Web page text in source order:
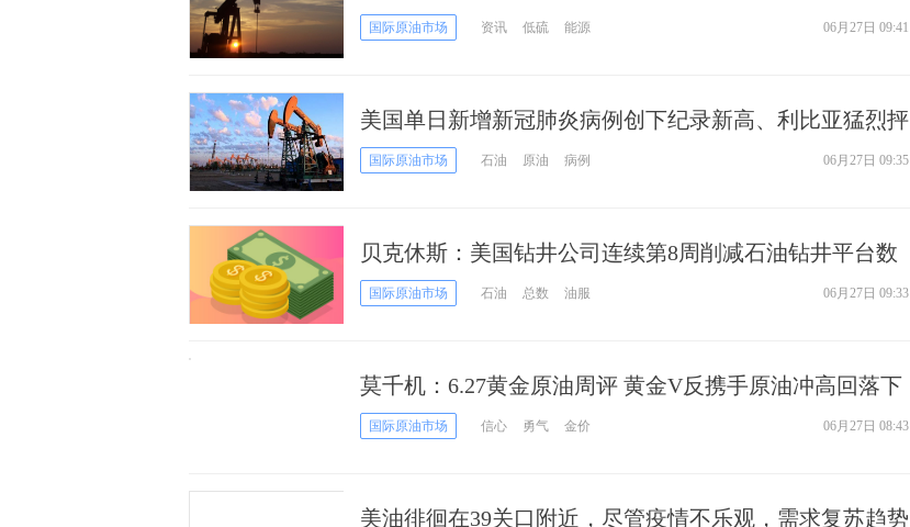
国际原油市场 资讯 低硫 能源 06月27日 09:41
美国单日新增新冠肺炎病例创下纪录新高、利比亚猛烈抨
击俄罗斯破坏油田作业 油价周五盘中下跌
国际原油市场 石油 原油 病例 06月27日 09:35
贝克休斯：美国钻井公司连续第8周削减石油钻井平台数
量至历史新低、天然气钻井平台数量持平
国际原油市场 石油 总数 油服 06月27日 09:33
莫千机：6.27黄金原油周评 黄金V反携手原油冲高回落下
周如何演绎
国际原油市场 信心 勇气 金价 06月27日 08:43
美油徘徊在39关口附近，尽管疫情不乐观，需求复苏趋势